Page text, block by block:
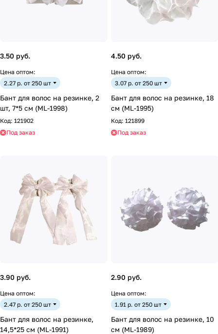
3.50 руб.
Цена оптом:
2.27 р. от 250 шт
Бант для волос на резинке, 2
шт, 7*5 см (ML-1998)
Код: 121902
Под заказ
4.50 руб.
Цена оптом:
3.07 р. от 250 шт
Бант для волос на резинке, 18
см (ML-1995)
Код: 121899
Под заказ
3.90 руб.
Цена оптом:
2.47 р. от 250 шт
Бант для волос на резинке,
14,5*25 см (ML-1991)
2.90 руб.
Цена оптом:
1.91 р. от 250 шт
Бант для волос на резинке, 10
см (ML-1989)